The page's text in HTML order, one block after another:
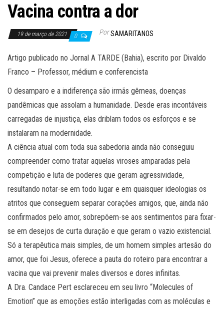
Vacina contra a dor
19 de março de 2021 0 Por SAMARITANOS
Artigo publicado no Jornal A TARDE (Bahia), escrito por Divaldo
Franco – Professor, médium e conferencista
O desamparo e a indiferença são irmãs gêmeas, doenças
pandêmicas que assolam a humanidade. Desde eras incontáveis
carregadas de injustiça, elas driblam todos os esforços e se
instalaram na modernidade.
A ciência atual com toda sua sabedoria ainda não conseguiu
compreender como tratar aquelas viroses amparadas pela
competição e luta de poderes que geram agressividade,
resultando notar-se em todo lugar e em quaisquer ideologias os
atritos que conseguem separar corações amigos, que, ainda não
confirmados pelo amor, sobrepõem-se aos sentimentos para fixar-
se em desejos de curta duração e que geram o vazio existencial.
Só a terapêutica mais simples, de um homem simples artesão do
amor, que foi Jesus, oferece a pauta do roteiro para encontrar a
vacina que vai prevenir males diversos e dores infinitas.
A Dra. Candace Pert esclareceu em seu livro “Molecules of
Emotion” que as emoções estão interligadas com as moléculas e